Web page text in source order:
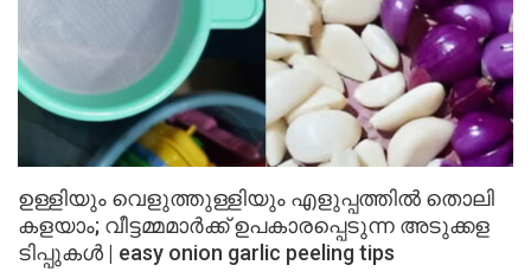
ഉള്ളിയും വെളുത്തുള്ളിയും എളുപ്പത്തിൽ തൊലി
കളയാം; വീട്ടമ്മമാർക്ക് ഉപകാരപ്പെടുന്ന അടുക്കള
ടിപ്പുകൾ | easy onion garlic peeling tips